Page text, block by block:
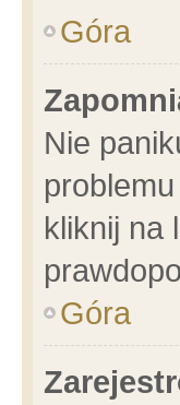
Góra
Nie
kliknij na
Góra